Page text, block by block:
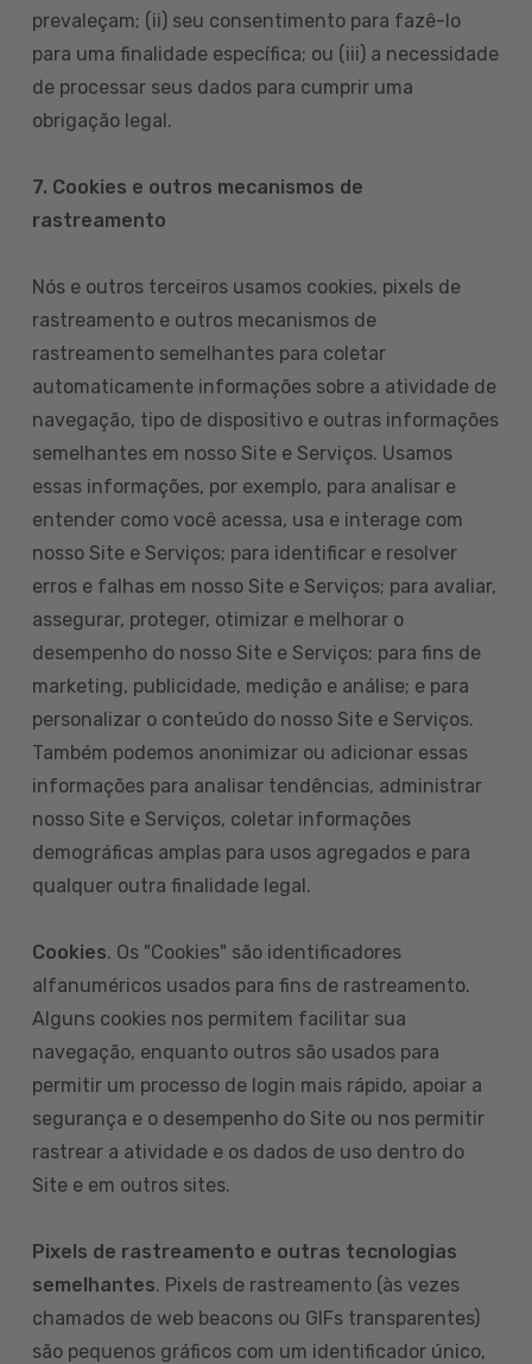
prevaleçam; (ii) seu consentimento para fazê-lo
para uma finalidade específica; ou (iii) a necessidade
de processar seus dados para cumprir uma
obrigação legal.
7. Cookies e outros mecanismos de
rastreamento
Nós e outros terceiros usamos cookies, pixels de
rastreamento e outros mecanismos de
rastreamento semelhantes para coletar
automaticamente informações sobre a atividade de
navegação, tipo de dispositivo e outras informações
semelhantes em nosso Site e Serviços. Usamos
essas informações, por exemplo, para analisar e
entender como você acessa, usa e interage com
nosso Site e Serviços; para identificar e resolver
erros e falhas em nosso Site e Serviços; para avaliar,
assegurar, proteger, otimizar e melhorar o
desempenho do nosso Site e Serviços; para fins de
marketing, publicidade, medição e análise; e para
personalizar o conteúdo do nosso Site e Serviços.
Também podemos anonimizar ou adicionar essas
informações para analisar tendências, administrar
nosso Site e Serviços, coletar informações
demográficas amplas para usos agregados e para
qualquer outra finalidade legal.
Cookies. Os "Cookies" são identificadores
alfanuméricos usados para fins de rastreamento.
Alguns cookies nos permitem facilitar sua
navegação, enquanto outros são usados para
permitir um processo de login mais rápido, apoiar a
segurança e o desempenho do Site ou nos permitir
rastrear a atividade e os dados de uso dentro do
Site e em outros sites.
Pixels de rastreamento e outras tecnologias
semelhantes. Pixels de rastreamento (às vezes
chamados de web beacons ou GIFs transparentes)
são pequenos gráficos com um identificador único,